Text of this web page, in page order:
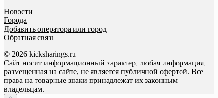
Новости
Города
Добавить оператора или город
Обратная связь
© 2026 kicksharings.ru
Сайт носит информационный характер, любая информация,
размещенная на сайте, не является публичной офертой. Все
права на товарные знаки принадлежат их законным
владельцам.